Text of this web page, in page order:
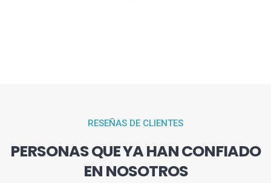
RESEÑAS DE CLIENTES
PERSONAS QUE YA HAN CONFIADO
EN NOSOTROS